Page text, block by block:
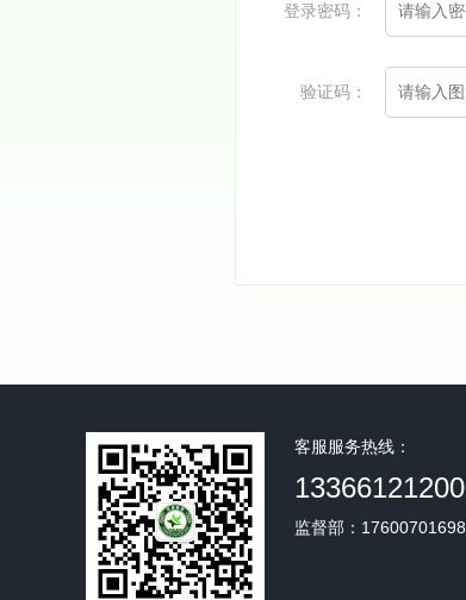
登录密码：
验证码：
客服服务热线：
13366121200
监督部：17600701698